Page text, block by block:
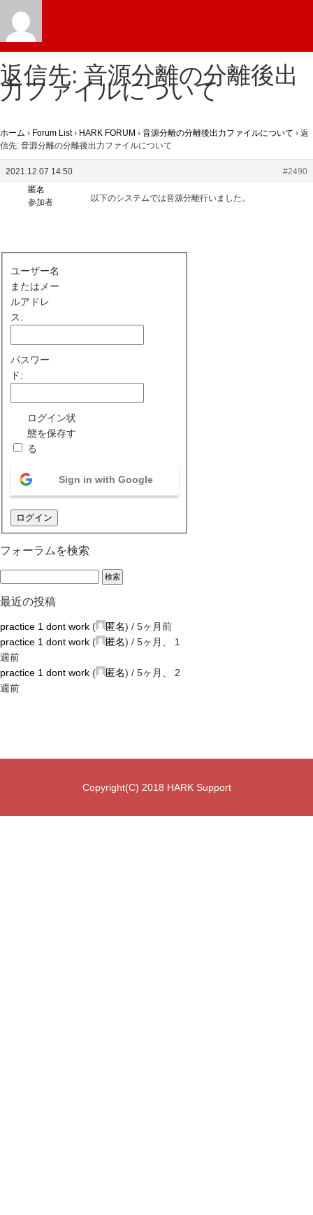
返信先: 音源分離の分離後出
力ファイルについて
ホーム › Forum List › HARK FORUM › 音源分離の分離後出力ファイルについて › 返
信先: 音源分離の分離後出力ファイルについて
2021.12.07 14:50
#2490
匿名
参加者
以下のシステムでは音源分離行いました。
ユーザー名
またはメー
ルアドレ
ス:
パスワー
ド:
ログイン状
態を保存す
る
Sign in with Google
ログイン
フォーラムを検索
最近の投稿
practice 1 dont work ( 匿名) / 5ヶ月前
practice 1 dont work ( 匿名) / 5ヶ月、 1
週前
practice 1 dont work ( 匿名) / 5ヶ月、 2
週前
Copyright(C) 2018 HARK Support